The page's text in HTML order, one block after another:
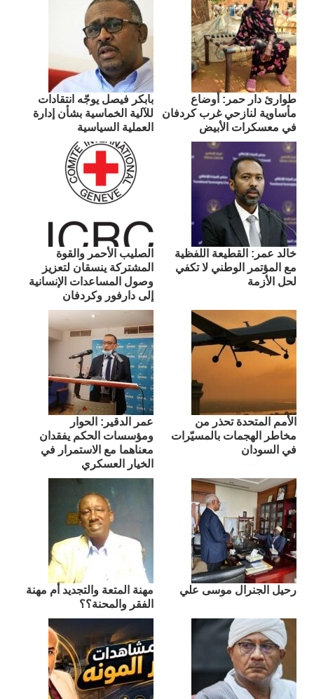
طوارئ دار حمر: أوضاع
مأساوية لنازحي غرب كردفان
في معسكرات الأبيض
بابكر فيصل يوجّه انتقادات
للآلية الخماسية بشأن إدارة
العملية السياسية
​خالد عمر: القطيعة اللفظية
مع المؤتمر الوطني لا تكفي
لحل الأزمة
الصليب الأحمر والقوة
المشتركة ينسقان لتعزيز
وصول المساعدات الإنسانية
إلى دارفور وكردفان
الأمم المتحدة تحذر من
مخاطر الهجمات بالمسيّرات
في السودان
عمر الدقير: الحوار
ومؤسسات الحكم يفقدان
معناهما مع الاستمرار في
الخيار العسكري
رحيل الجنرال موسى علي
مهنة المتعة والتجديد أم مهنة
الفقر والمحنة؟؟